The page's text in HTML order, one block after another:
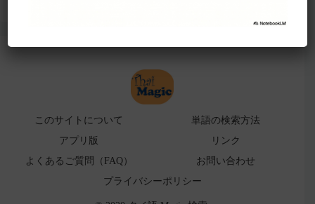
このサイトについて
単語の検索方法
アプリ版
リンク
よくあるご質問（FAQ）
お問い合わせ
プライバシーポリシー